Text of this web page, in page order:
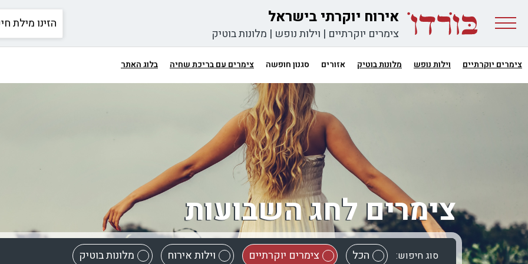
אירוח יוקרתי בישראל
צימרים יוקרתיים | וילות נופש | מלונות בוטיק
צימרים יוקרתיים וילות נופש מלונות בוטיק אזורים סגנון חופשה צימרים עם בריכת שחיה בלוג האתר
צימרים לחג השבועות
סוג חיפוש: הכל צימרים יוקרתיים וילות אירוח מלונות בוטיק